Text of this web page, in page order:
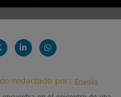
redactado por: Enagás